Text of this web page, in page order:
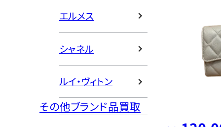
エルメス
シャネル
ルイ・ヴィトン
その他ブランド品買取